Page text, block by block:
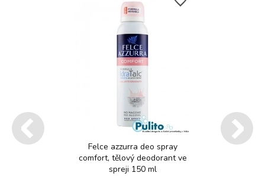
Felce azzurra deo spray
comfort, tělový deodorant ve
spreji 150 ml